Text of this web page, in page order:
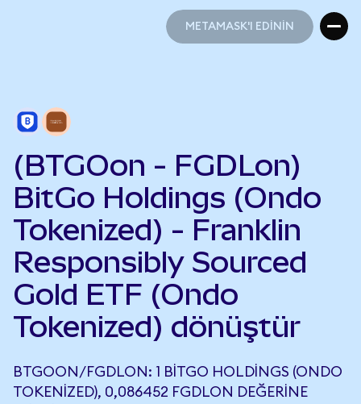
METAMASK'I EDİNİN
(BTGOon - FGDLon)
BitGo Holdings (Ondo
Tokenized) - Franklin
Responsibly Sourced
Gold ETF (Ondo
Tokenized) dönüştür
BTGOON/FGDLON: 1 BITGO HOLDINGS (ONDO
TOKENIZED), 0,086452 FGDLON DEĞERINE